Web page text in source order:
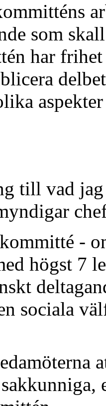
som
har
till vad
-
högst 7
sociala